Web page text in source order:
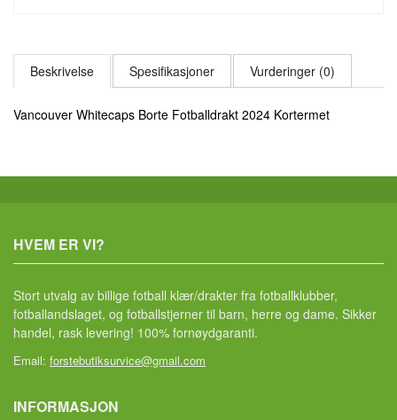
Beskrivelse Spesifikasjoner Vurderinger (0)
Vancouver Whitecaps Borte Fotballdrakt 2024 Kortermet
HVEM ER VI?
Stort utvalg av billige fotball klær/drakter fra fotballklubber,
fotballandslaget, og fotballstjerner til barn, herre og dame. Sikker
handel, rask levering! 100% fornøydgaranti.
Email: forstebutiksurvice@gmail.com
INFORMASJON